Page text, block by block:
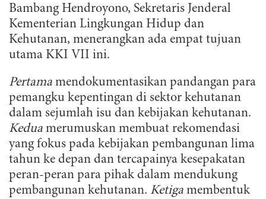
Bambang Hendroyono, Sekretaris Jenderal
Kementerian Lingkungan Hidup dan
Kehutanan, menerangkan ada empat tujuan
utama KKI VII ini.
Pertama mendokumentasikan pandangan para
pemangku kepentingan di sektor kehutanan
dalam sejumlah isu dan kebijakan kehutanan.
Kedua merumuskan membuat rekomendasi
yang fokus pada kebijakan pembangunan lima
tahun ke depan dan tercapainya kesepakatan
peran-peran para pihak dalam mendukung
pembangunan kehutanan. Ketiga membentuk